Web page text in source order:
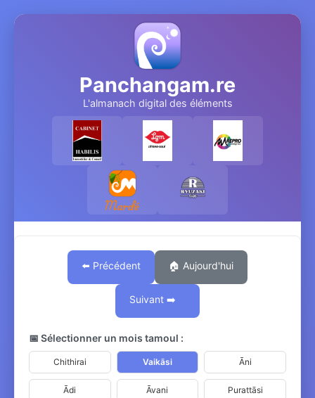
Panchangam.re
L'almanach digital des éléments
⬅️ Précédent 🏠 Aujourd'hui
Suivant ➡️
📅 Sélectionner un mois tamoul :
Chithirai Vaikāsi Āni
Ādi Āvani Purattāsi